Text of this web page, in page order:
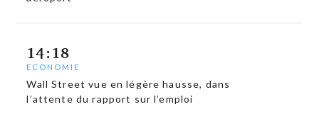
14:18
ECONOMIE
Wall Street vue en légère hausse, dans
l’attente du rapport sur l’emploi